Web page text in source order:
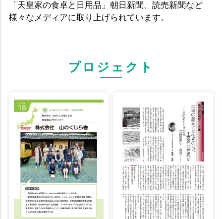
「天皇家の食卓と日用品」朝日新聞、読売新聞など
様々なメディアに取り上げられています。
プロジェクト